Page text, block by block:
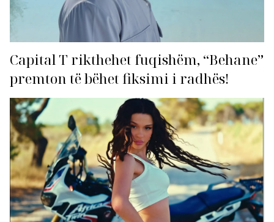
Capital T rikthehet fuqishëm, “Behane”
premton të bëhet fiksimi i radhës!